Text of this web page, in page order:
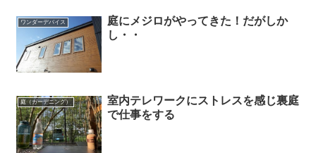
ワンダーデバイス
庭にメジロがやってきた！だがしか
し・・
庭（ガーデニング）
室内テレワークにストレスを感じ裏庭
で仕事をする